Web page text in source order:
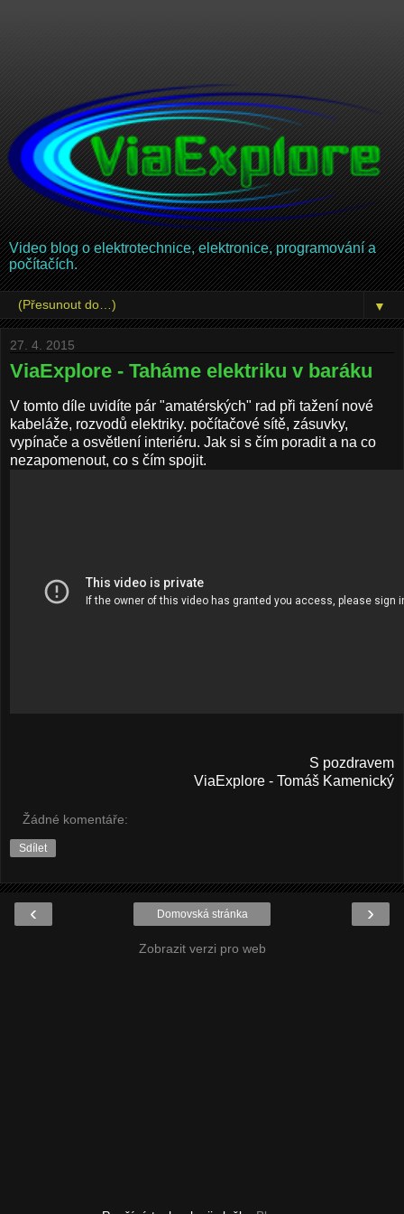
Video blog o elektrotechnice, elektronice, programování a
počítačích.
▼
27. 4. 2015
ViaExplore - Taháme elektriku v baráku
V tomto díle uvidíte pár "amatérských" rad při tažení nové
kabeláže, rozvodů elektriky. počítačové sítě, zásuvky,
vypínače a osvětlení interiéru. Jak si s čím poradit a na co
nezapomenout, co s čím spojit.
S pozdravem
ViaExplore - Tomáš Kamenický
Žádné komentáře:
Sdílet
‹ ›
Domovská stránka
Zobrazit verzi pro web